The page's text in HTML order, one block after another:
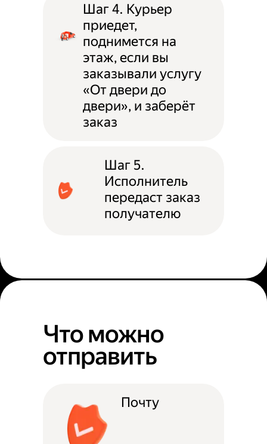
Шаг 4. Курьер
приедет,
поднимется на
этаж, если вы
заказывали услугу
«От двери до
двери», и заберёт
заказ
Шаг 5.
Исполнитель
передаст заказ
получателю
Что можно
отправить
Почту